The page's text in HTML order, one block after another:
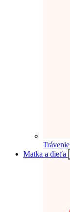
Trávenie
Matka a dieťa